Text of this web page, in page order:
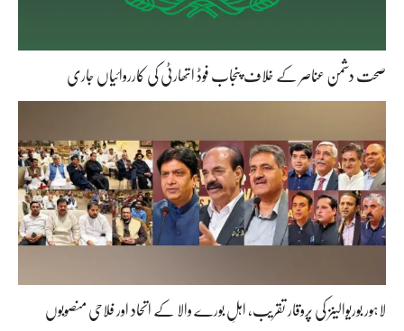
صحت دشمن عناصر کے خلاف پنجاب فوڈ اتھارٹی کی کارروائیاں جاری
لاہور بوریوالینز کی پروقار تقریب، اہلِ بورے والا کے اتحاد اور فلاحی منصوبوں